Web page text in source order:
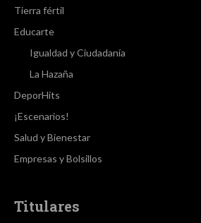
Tierra fértil
Educarte
Igualdad y Ciudadanía
La Hazaña
DeporHits
¡Escenarios!
Salud y Bienestar
Empresas y Bolsillos
Titulares